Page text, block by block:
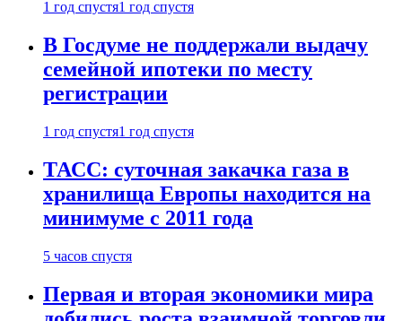
1 год спустя1 год спустя
В Госдуме не поддержали выдачу
семейной ипотеки по месту
регистрации
1 год спустя1 год спустя
ТАСС: суточная закачка газа в
хранилища Европы находится на
минимуме с 2011 года
5 часов спустя
Первая и вторая экономики мира